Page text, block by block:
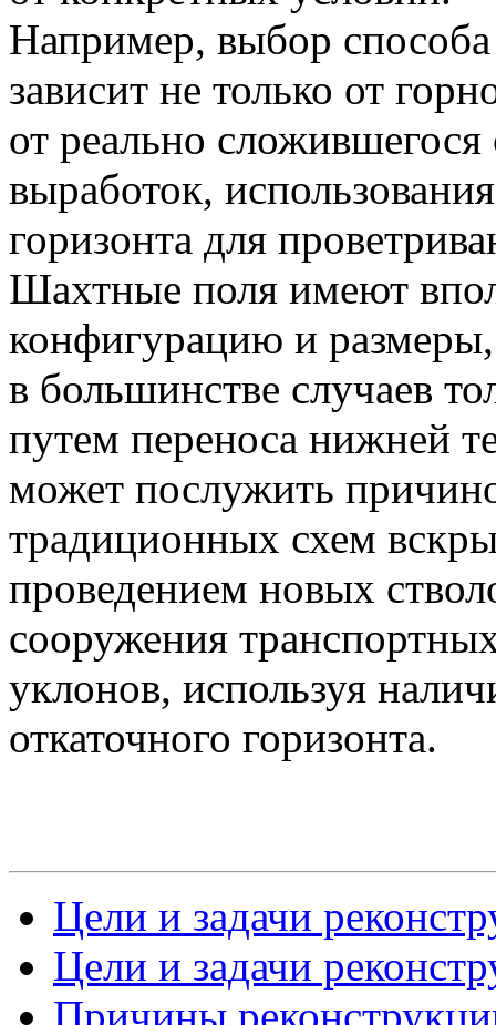
Например, выбор способа
зависит не только от
от реально
выработок,
горизонта для
Шахтные поля имеют
конфигурацию и
в большинстве случаев
путем переноса нижней
может послужить
традиционных схем
проведением новых
сооружения
уклонов, используя
откаточного горизонта.
Цели и задачи
Цели и задачи
Причины